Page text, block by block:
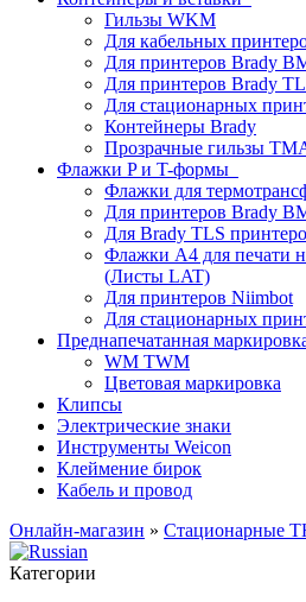
Гильзы WKM
Для кабельных
Для принтеров Brady
Для принтеров Brady
Для стационарных
Контейнеры Brady
Прозрачные гильзы
Флажки P и T-формы
Флажки для
Для принтеров Brady
Для Brady TLS
Флажки A4 для печати
(Листы LAT)
Для принтеров Niimbot
Для стационарных
Преднапечатанная
WM TWM
Цветовая маркировка
Клипсы
Электрические знаки
Инструменты Weicon
Клеймение бирок
Кабель и провод
Онлайн-магазин » Стационарные
Категории